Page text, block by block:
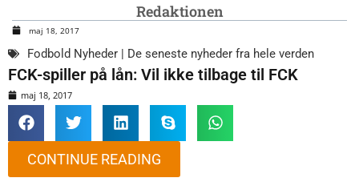
Redaktionen
maj 18, 2017
Fodbold Nyheder | De seneste nyheder fra hele verden
FCK-spiller på lån: Vil ikke tilbage til FCK
maj 18, 2017
CONTINUE READING